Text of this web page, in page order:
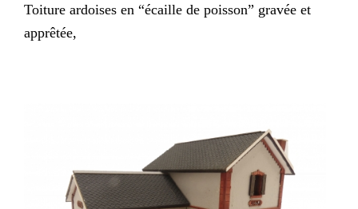
Toiture ardoises en “écaille de poisson” gravée et
apprêtée,